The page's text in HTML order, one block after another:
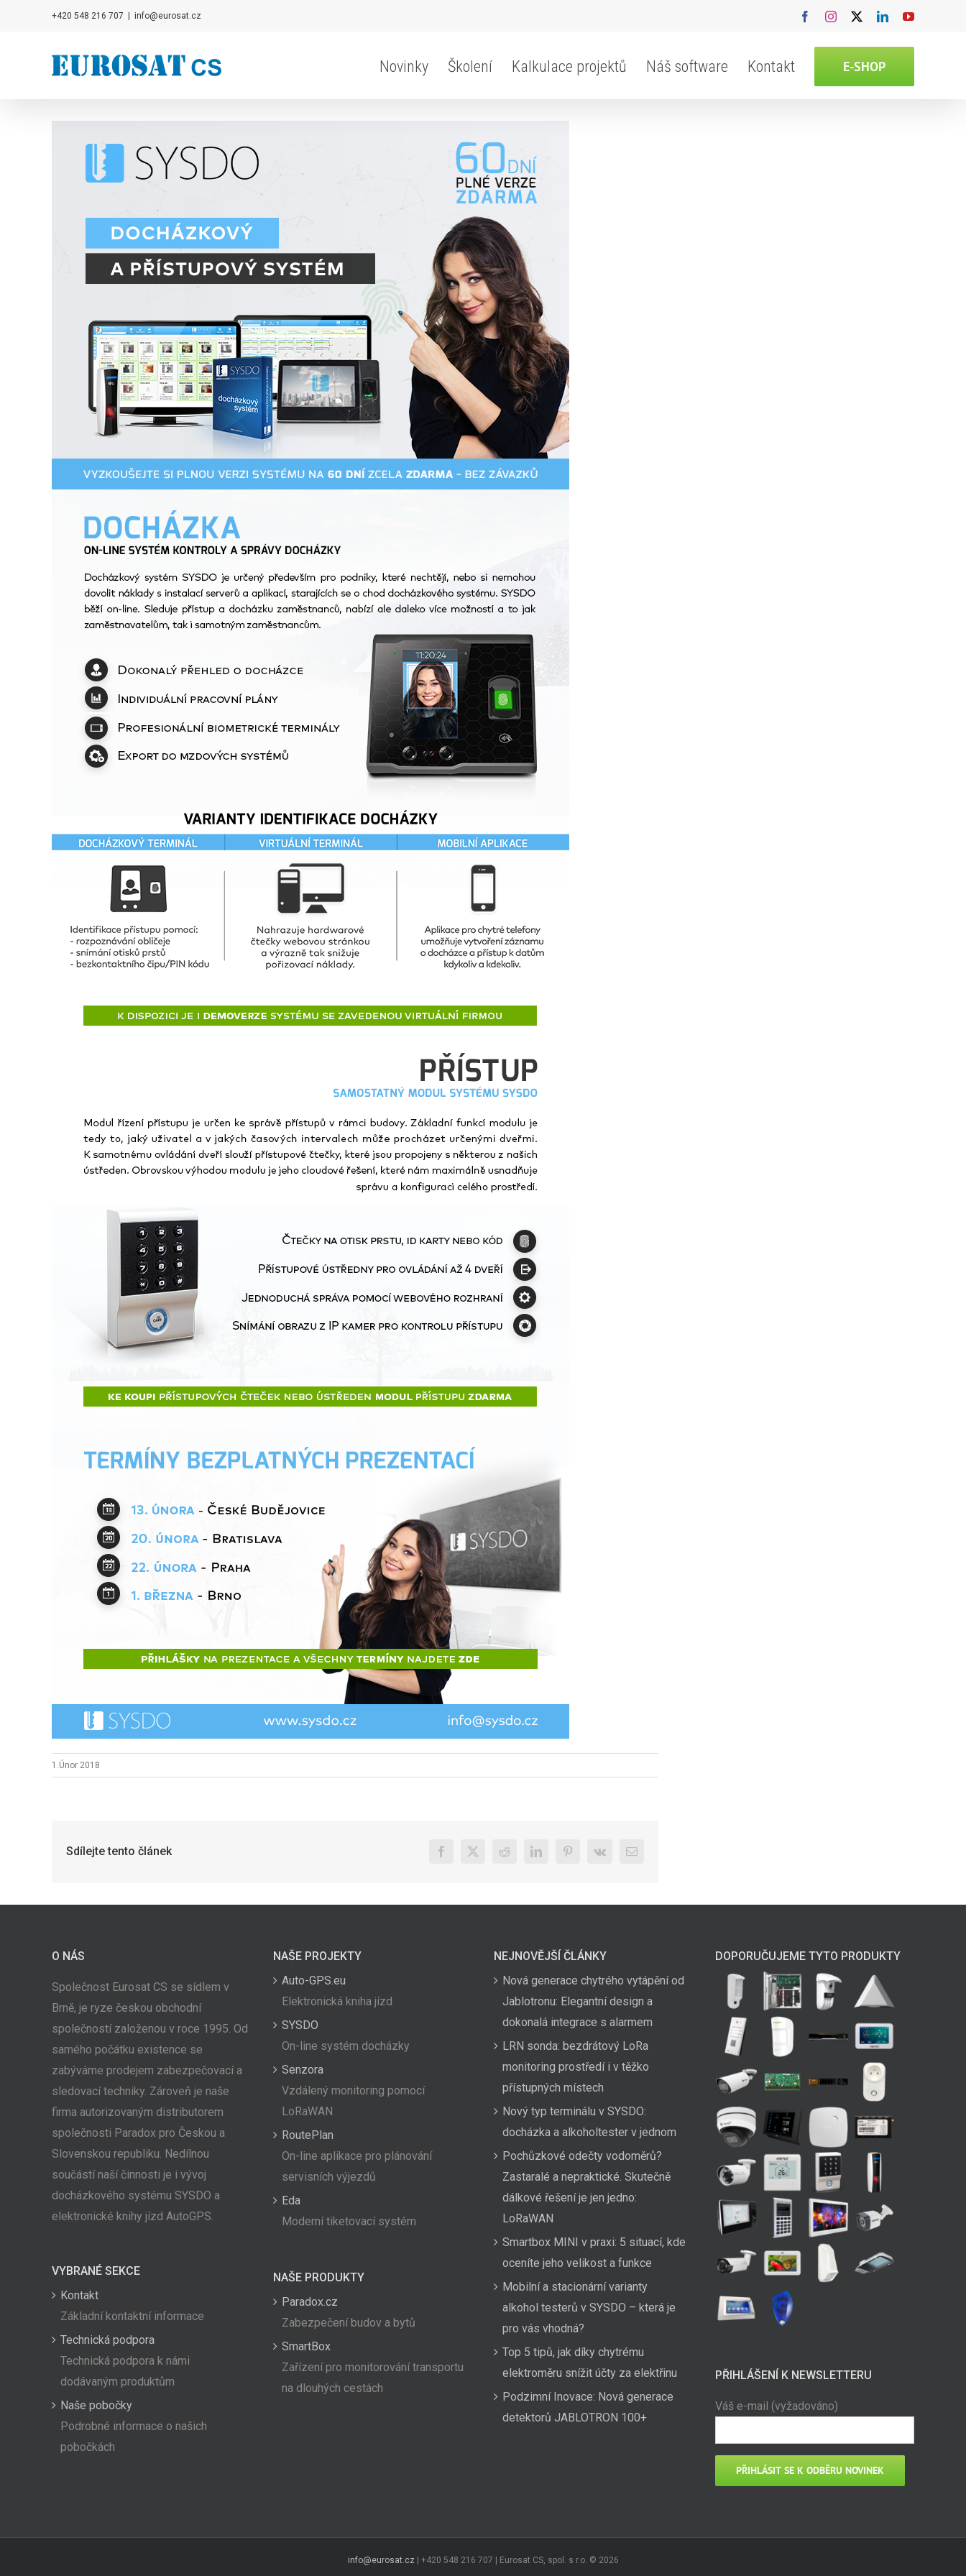
+420 548 216 707 info@eurosat.cz FacebookInstagram LinkedInYouTube
Novinky Školení Kalkulace projektů Náš software Kontakt E-SHOP
1.Únor 2018
Sdílejte tento článek Facebook
X Reddit LinkedInPinterest
Vk
E-
O NÁS
Společnost Eurosat CS se sídlem v
Brně, je ryze českou obchodní
společností založenou v roce 1995. Od
samého počátku existence se
zabýváme prodejem zabezpečovací a
sledovací techniky. Zároveň je naše
firma autorizovaným distributorem
společnosti Paradox pro Českou a
Slovenskou republiku. Nedílnou
součástí naší činnosti je i vývoj
docházkového systému SYSDO a
elektronické knihy jízd AutoGPS.
VYBRANÉ SEKCE
Kontakt
Základní kontaktní informace
Technická podpora
Technická podpora k námi
dodávaným produktům
Naše pobočky
Podrobné informace o našich
pobočkách
NAŠE PROJEKTY
Auto-GPS.eu
Elektronická kniha jízd
SYSDO
On-line systém docházky
Senzora
Vzdálený monitoring pomocí
LoRaWAN
RoutePlan
On-line aplikace pro plánování
servisních výjezdů
Eda
Moderní tiketovací systém
NAŠE PRODUKTY
Paradox.cz
Zabezpečení budov a bytů
SmartBox
Zařízení pro monitorování transportu
na dlouhých cestách
NEJNOVĚJŠÍ ČLÁNKY
Nová generace chytrého vytápění od
Jablotronu: Elegantní design a
dokonalá integrace s alarmem
LRN sonda: bezdrátový LoRa
monitoring prostředí i v těžko
přístupných místech
Nový typ terminálu v SYSDO:
docházka a alkoholtester v jednom
Pochůzkové odečty vodoměrů?
Zastaralé a nepraktické. Skutečně
dálkové řešení je jen jedno:
LoRaWAN
Smartbox MINI v praxi: 5 situací, kde
oceníte jeho velikost a funkce
Mobilní a stacionární varianty
alkohol testerů v SYSDO – která je
pro vás vhodná?
Top 5 tipů, jak díky chytrému
elektroměru snížit účty za elektřinu
Podzimní Inovace: Nová generace
detektorů JABLOTRON 100+
DOPORUČUJEME TYTO PRODUKTY
PŘIHLÁŠENÍ K NEWSLETTERU
Váš e-mail (vyžadováno)
info@eurosat.cz | +420 548 216 707 | Eurosat CS, spol. s r.o. © 2026